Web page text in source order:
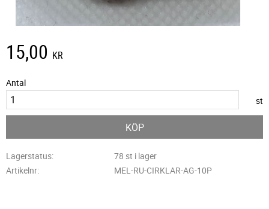
15,00 KR
Antal
st
KÖP
Lagerstatus
78 st i lager
Artikelnr
MEL-RU-CIRKLAR-AG-10P